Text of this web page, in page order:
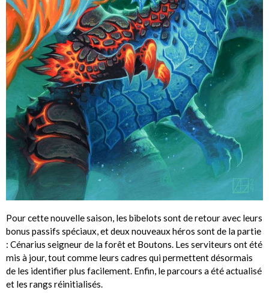
Pour cette nouvelle saison, les bibelots sont de retour avec leurs
bonus passifs spéciaux, et deux nouveaux héros sont de la partie
: Cénarius seigneur de la forêt et Boutons. Les serviteurs ont été
mis à jour, tout comme leurs cadres qui permettent désormais
de les identifier plus facilement. Enfin, le parcours a été actualisé
et les rangs réinitialisés.